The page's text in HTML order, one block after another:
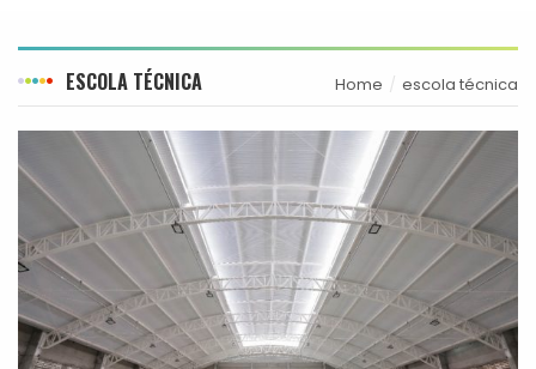
ESCOLA TÉCNICA Home escola técnica